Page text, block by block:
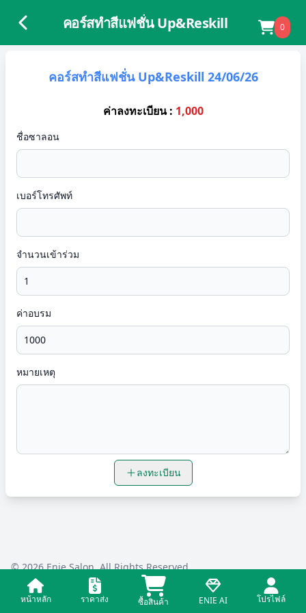
คอร์สทำสีแฟชั่น Up&Reskill 0
คอร์สทำสีแฟชั่น Up&Reskill 24/06/26
ค่าลงทะเบียน : 1,000
ชื่อซาลอน
เบอร์โทรศัพท์
จำนวนเข้าร่วม
ค่าอบรม
หมายเหตุ
ลงทะเบียน
© 2026Enie Salon. All Rights Reserved.
Facebook page
Twitter page
หน้าหลัก ราคาส่ง ซื้อสินค้า ENIE AI โปรไฟล์